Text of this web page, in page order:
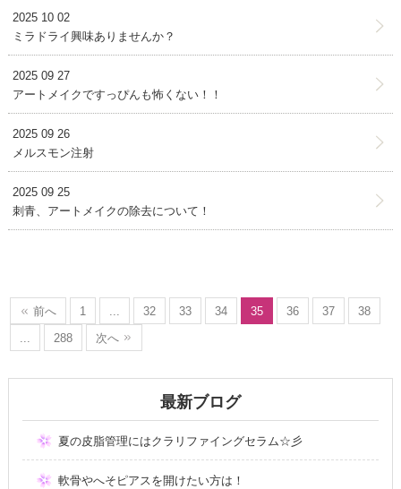
2025 10 02
ミラドライ興味ありませんか？
2025 09 27
アートメイクですっぴんも怖くない！！
2025 09 26
メルスモン注射
2025 09 25
刺青、アートメイクの除去について！
前へ 1 32 33 34 35 36 37
38
288 次へ
最新ブログ
夏の皮脂管理にはクラリファイングセラム☆彡
軟骨やへそピアスを開けたい方は！